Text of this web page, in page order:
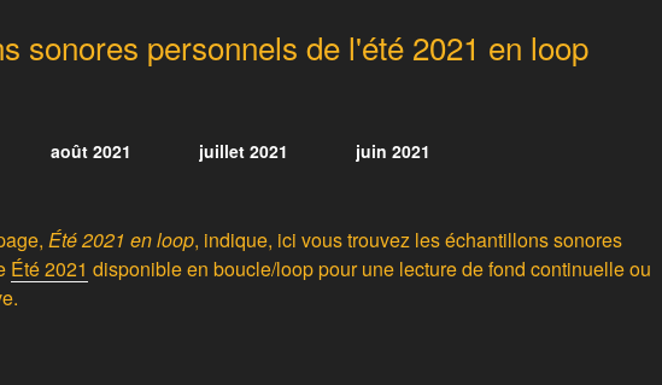
sonores personnels de l'été 2021 en loop
août 2021 juillet 2021 juin 2021
Été 2021 en loop, indique, ici vous trouvez les échantillons sonores
Été 2021 disponible en boucle/loop pour une lecture de fond continuelle ou